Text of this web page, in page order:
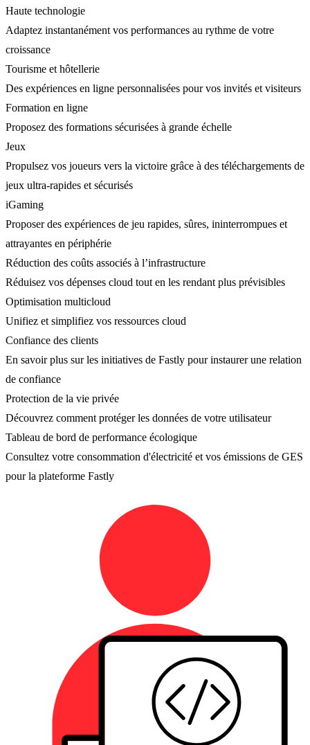
Haute technologie
Adaptez instantanément vos performances au rythme de votre
croissance
Tourisme et hôtellerie
Des expériences en ligne personnalisées pour vos invités et visiteurs
Formation en ligne
Proposez des formations sécurisées à grande échelle
Jeux
Propulsez vos joueurs vers la victoire grâce à des téléchargements de
jeux ultra-rapides et sécurisés
iGaming
Proposer des expériences de jeu rapides, sûres, ininterrompues et
attrayantes en périphérie
Réduction des coûts associés à l’infrastructure
Réduisez vos dépenses cloud tout en les rendant plus prévisibles
Optimisation multicloud
Unifiez et simplifiez vos ressources cloud
Confiance des clients
En savoir plus sur les initiatives de Fastly pour instaurer une relation
de confiance
Protection de la vie privée
Découvrez comment protéger les données de votre utilisateur
Tableau de bord de performance écologique
Consultez votre consommation d'électricité et vos émissions de GES
pour la plateforme Fastly